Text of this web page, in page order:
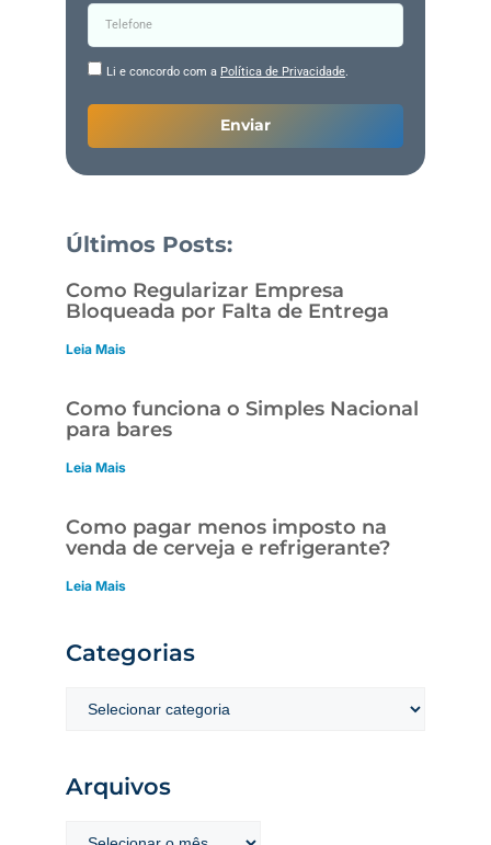
Li e concordo com a Política de Privacidade.
Enviar
Últimos Posts:
Como Regularizar Empresa
Bloqueada por Falta de Entrega
Leia Mais
Como funciona o Simples Nacional
para bares
Leia Mais
Como pagar menos imposto na
venda de cerveja e refrigerante?
Leia Mais
Categorias
Arquivos